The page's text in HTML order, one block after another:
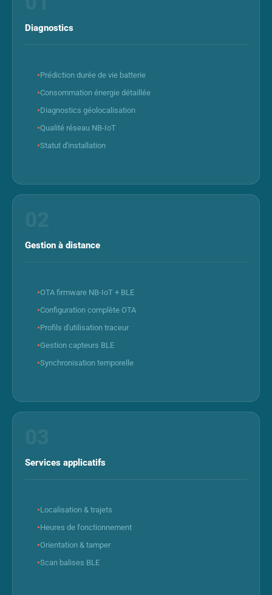
Diagnostics
Prédiction durée de vie batterie
Consommation énergie détaillée
Diagnostics géolocalisation
Qualité réseau NB-IoT
Statut d'installation
Gestion à distance
OTA firmware NB-IoT + BLE
Configuration complète OTA
Profils d'utilisation traceur
Gestion capteurs BLE
Synchronisation temporelle
Services applicatifs
Localisation & trajets
Heures de fonctionnement
Orientation & tamper
Scan balises BLE